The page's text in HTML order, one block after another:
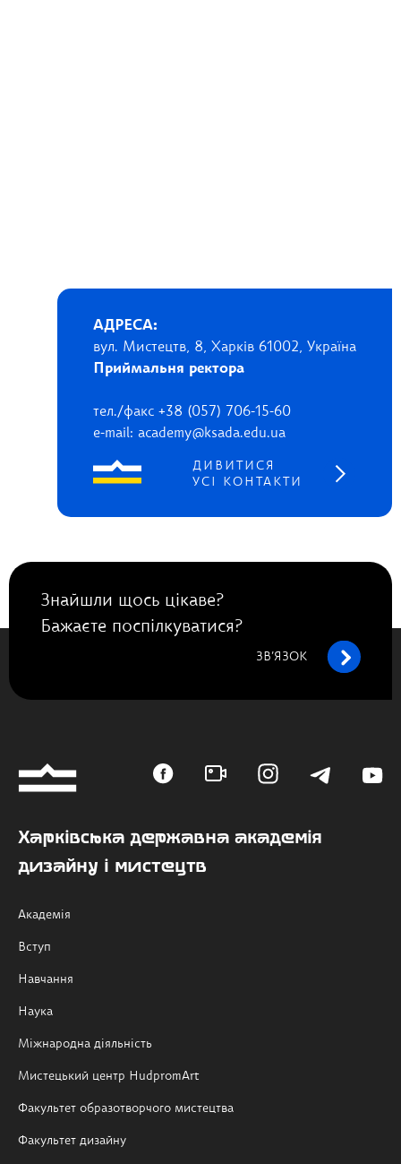
АДРЕСА:
вул. Мистецтв, 8, Харків 61002, Україна
Приймальня ректора
тел./факс +38 (057) 706-15-60
e-mail: academy@ksada.edu.ua
ДИВИТИСЯ
УСІ КОНТАКТИ
Знайшли щось цікаве?
Бажаєте поспілкуватися?
ЗВ’ЯЗОК
Харківська державна академія
дизайну і мистецтв
Академія
Вступ
Навчання
Наука
Міжнародна діяльність
Мистецький центр HudpromArt
Факультет образотворчого мистецтва
Факультет дизайну